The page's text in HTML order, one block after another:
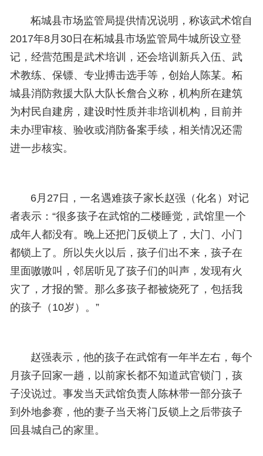
柘城县市场监管局提供情况说明，称该武术馆自
2017年8月30日在柘城县市场监管局牛城所设立登
记，经营范围是武术培训，还会培训新兵入伍、武
术教练、保镖、专业搏击选手等，创始人陈某。柘
城县消防救援大队大队长詹合义称，机构所在建筑
为村民自建房，建设时性质并非培训机构，目前并
未办理审核、验收或消防备案手续，相关情况还需
进一步核实。
6月27日，一名遇难孩子家长赵强（化名）对记
者表示：“很多孩子在武馆的二楼睡觉，武馆里一个
成年人都没有。晚上还把门反锁上了，大门、小门
都锁上了。所以失火以后，孩子们出不来，孩子在
里面嗷嗷叫，邻居听见了孩子们的叫声，发现有火
灾了，才报的警。那么多孩子都被烧死了，包括我
的孩子（10岁）。”
赵强表示，他的孩子在武馆有一年半左右，每个
月孩子回家一趟，以前家长都不知道武官锁门，孩
子没说过。事发当天武馆负责人陈林带一部分孩子
到外地参赛，他的妻子当天将门反锁上之后带孩子
回县城自己的家里。